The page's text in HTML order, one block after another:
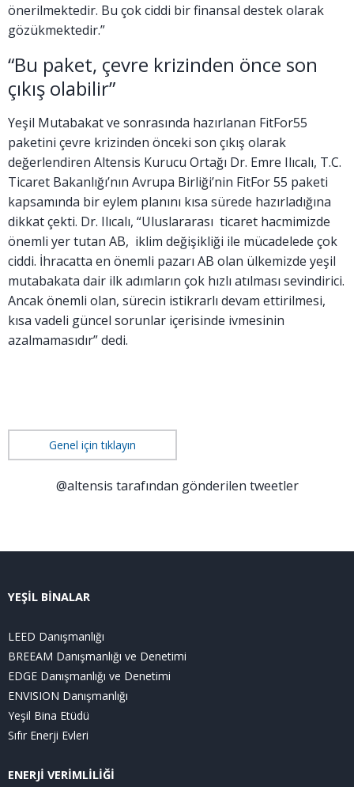
önerilmektedir. Bu çok ciddi bir finansal destek olarak
gözükmektedir.”
“Bu paket, çevre krizinden önce son
çıkış olabilir”
Yeşil Mutabakat ve sonrasında hazırlanan FitFor55
paketini çevre krizinden önceki son çıkış olarak
değerlendiren Altensis Kurucu Ortağı Dr. Emre Ilıcalı, T.C.
Ticaret Bakanlığı’nın Avrupa Birliği’nin FitFor 55 paketi
kapsamında bir eylem planını kısa sürede hazırladığına
dikkat çekti. Dr. Ilıcalı, “Uluslararası ticaret hacmimizde
önemli yer tutan AB, iklim değişikliği ile mücadelede çok
ciddi. İhracatta en önemli pazarı AB olan ülkemizde yeşil
mutabakata dair ilk adımların çok hızlı atılması sevindirici.
Ancak önemli olan, sürecin istikrarlı devam ettirilmesi,
kısa vadeli güncel sorunlar içerisinde ivmesinin
azalmamasıdır” dedi.
Genel için tıklayın
@altensis tarafından gönderilen tweetler
YEŞİL BİNALAR
LEED Danışmanlığı
BREEAM Danışmanlığı ve Denetimi
EDGE Danışmanlığı ve Denetimi
ENVISION Danışmanlığı
Yeşil Bina Etüdü
Sıfır Enerji Evleri
ENERJİ VERİMLİLİĞİ